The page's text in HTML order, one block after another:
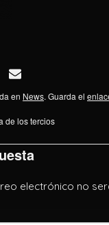
en News. Guarda el
de los tercios
electrónico no